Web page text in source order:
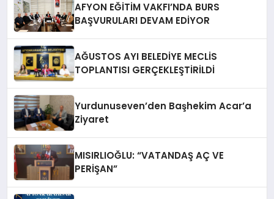
AFYON EĞİTİM VAKFI’NDA BURS
BAŞVURULARI DEVAM EDİYOR
AĞUSTOS AYI BELEDİYE MECLİS
TOPLANTISI GERÇEKLEŞTİRİLDİ
Yurdunuseven’den Başhekim Acar’a
Ziyaret
MISIRLIOĞLU: “VATANDAŞ AÇ VE
PERİŞAN”